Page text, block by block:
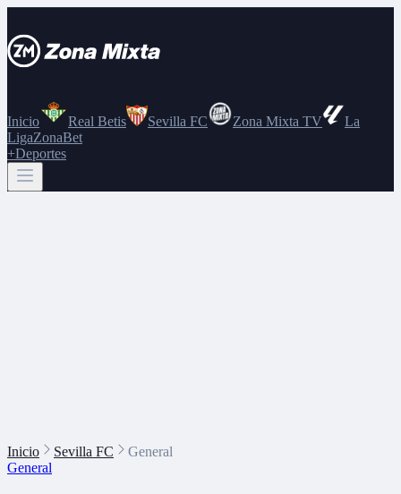
Inicio Real Betis Sevilla FC Zona Mixta TV
La
LigaZonaBet
+Deportes
Inicio Sevilla FC
General
General